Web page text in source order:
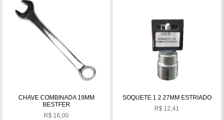
CHAVE COMBINADA 19MM
BESTFER
R$ 16,00
SOQUETE 1 2 27MM ESTRIADO
R$ 12,41